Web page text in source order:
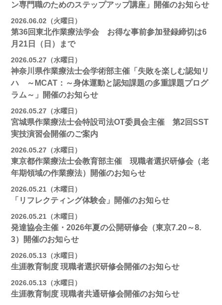
ン専門職のためのステップアップ講座」開催のお知らせ
2026.06.02（火曜日）
第36回東北作業療法学会 お得な事前参加登録締切は6
月21日（日）まで
2026.05.27（水曜日）
神奈川県作業療法士会学術部主催「失敗を楽しむ認知リ
ハ ～MCAT：～身体運動と認知課題の多重課題プログ
ラム～」開催のお知らせ
2026.05.27（水曜日）
宮城県作業療法士会特設司法OT委員会主催 第2回SST
実技演習会開催のご案内
2026.05.27（水曜日）
東京都作業療法士会教育部主催 現職者選択研修会（老
年期領域の作業療法）開催のお知らせ
2026.05.21（木曜日）
「リフレクティング体験会」開催のお知らせ
2026.05.21（木曜日）
発達協会主催・2026年夏の公開研修会（東京7.20～8.
3）開催のお知らせ
2026.05.13（水曜日）
生涯教育制度 現職者選択研修会開催のお知らせ
2026.05.13（水曜日）
生涯教育制度 現職者共通研修会開催のお知らせ